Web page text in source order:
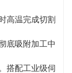
高温完成切割
底吸附加工中
搭配工业级伺